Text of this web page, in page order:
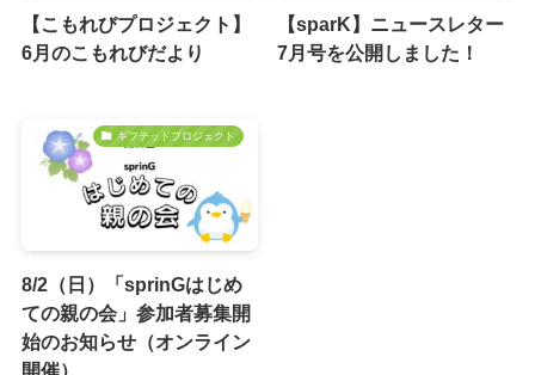
【こもれびプロジェクト】
6月のこもれびだより
【sparK】ニュースレター
7月号を公開しました！
ギフテッドプロジェクト
8/2（日）「sprinGはじめ
ての親の会」参加者募集開
始のお知らせ（オンライン
開催）